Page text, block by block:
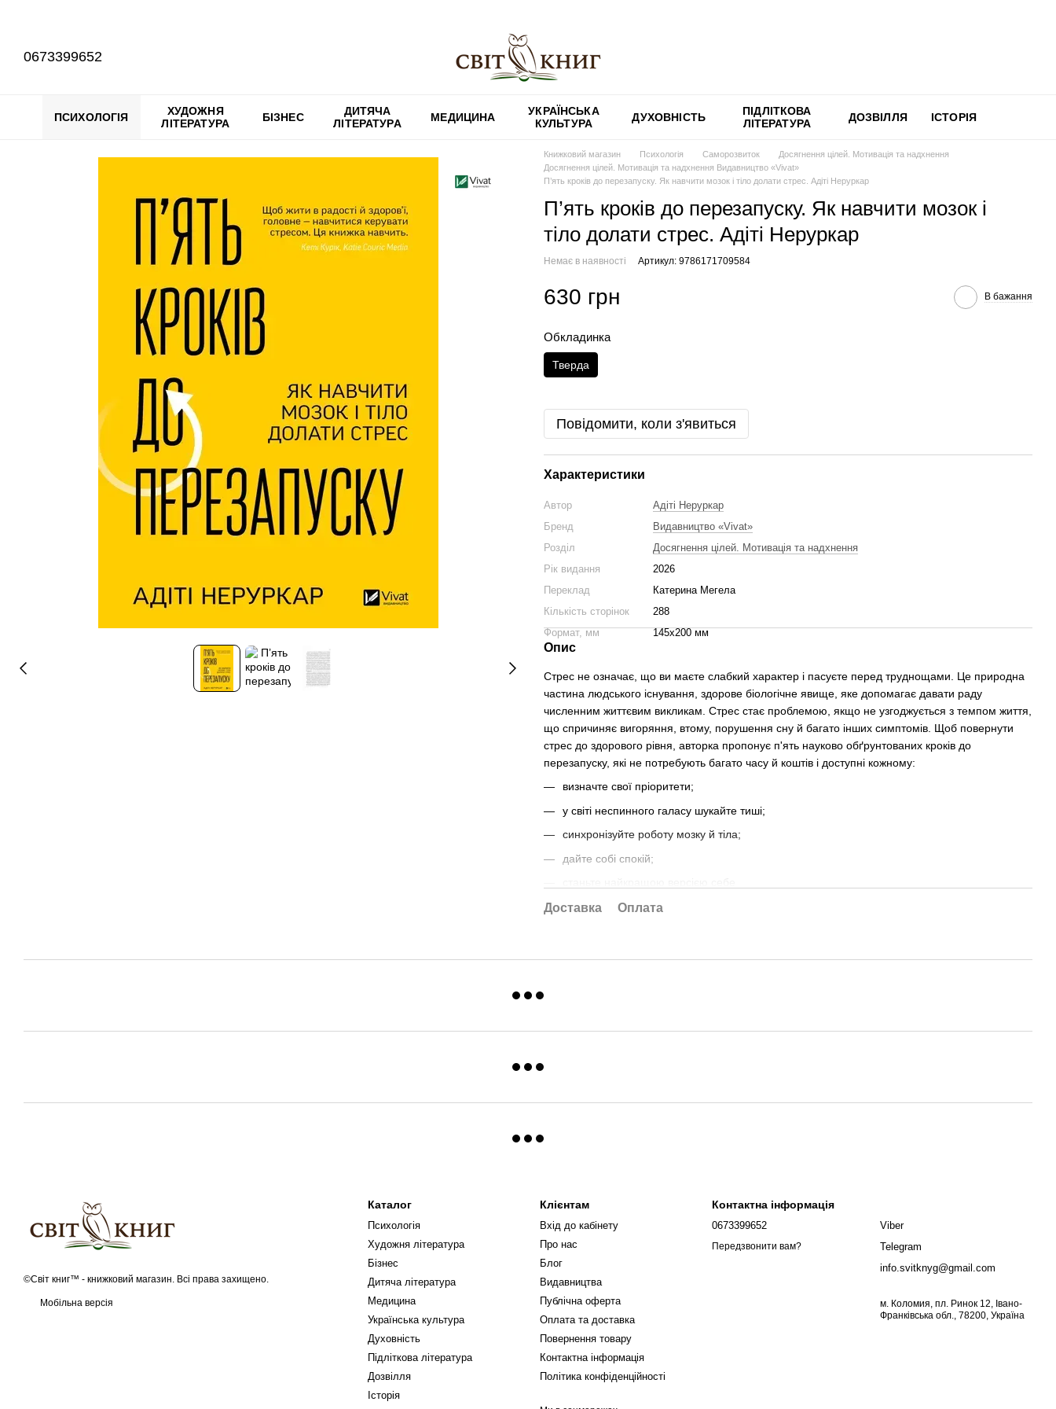
0673399652
ПСИХОЛОГІЯ
ХУДОЖНЯ
ЛІТЕРАТУРА
БІЗНЕС
ДИТЯЧА
ЛІТЕРАТУРА
МЕДИЦИНА
УКРАЇНСЬКА
КУЛЬТУРА
ДУХОВНІСТЬ
ПІДЛІТКОВА
ЛІТЕРАТУРА
ДОЗВІЛЛЯ ІСТОРІЯ
Книжковий магазин Психологія Саморозвиток
Досягнення цілей. Мотивація та надхнення
Досягнення цілей. Мотивація та надхнення Видавництво «Vivat»
П’ять кроків до перезапуску. Як навчити мозок і тіло долати стрес. Адіті Неруркар
П’ять кроків до перезапуску. Як навчити мозок і
тіло долати стрес. Адіті Неруркар
Немає в наявності Артикул: 9786171709584
630 грн В бажання
Обкладинка
Тверда
Повідомити, коли з'явиться
Характеристики
Автор
Адіті Неруркар
Бренд
Видавництво «Vivat»
Розділ
Досягнення цілей. Мотивація та надхнення
Рік видання
2026
Переклад
Катерина Мегела
Кількість сторінок
288
Формат, мм
145х200 мм
Опис
Стрес не означає, що ви маєте слабкий характер і пасуєте перед труднощами. Це природна
частина людського існування, здорове біологічне явище, яке допомагає давати раду
численним життєвим викликам. Стрес стає проблемою, якщо не узгоджується з темпом життя,
що спричиняє вигоряння, втому, порушення сну й багато інших симптомів. Щоб повернути
стрес до здорового рівня, авторка пропонує п'ять науково обґрунтованих кроків до
перезапуску, які не потребують багато часу й коштів і доступні кожному:
визначте свої пріоритети;
у світі неспинного галасу шукайте тиші;
синхронізуйте роботу мозку й тіла;
дайте собі спокій;
Доставка Оплата
©Світ книг™ - книжковий магазин. Всі права захищено.
Мобільна версія
Каталог
Психологія
Художня література
Бізнес
Дитяча література
Медицина
Українська культура
Духовність
Підліткова література
Дозвілля
Історія
Клієнтам
Вхід до кабінету
Про нас
Блог
Видавництва
Публічна оферта
Оплата та доставка
Повернення товару
Контактна інформація
Політика конфіденційності
Контактна інформація
0673399652
Передзвонити вам?
Viber
Telegram
info.svitknyg@gmail.com
м. Коломия, пл. Ринок 12, Івано-
Франківська обл., 78200, Україна